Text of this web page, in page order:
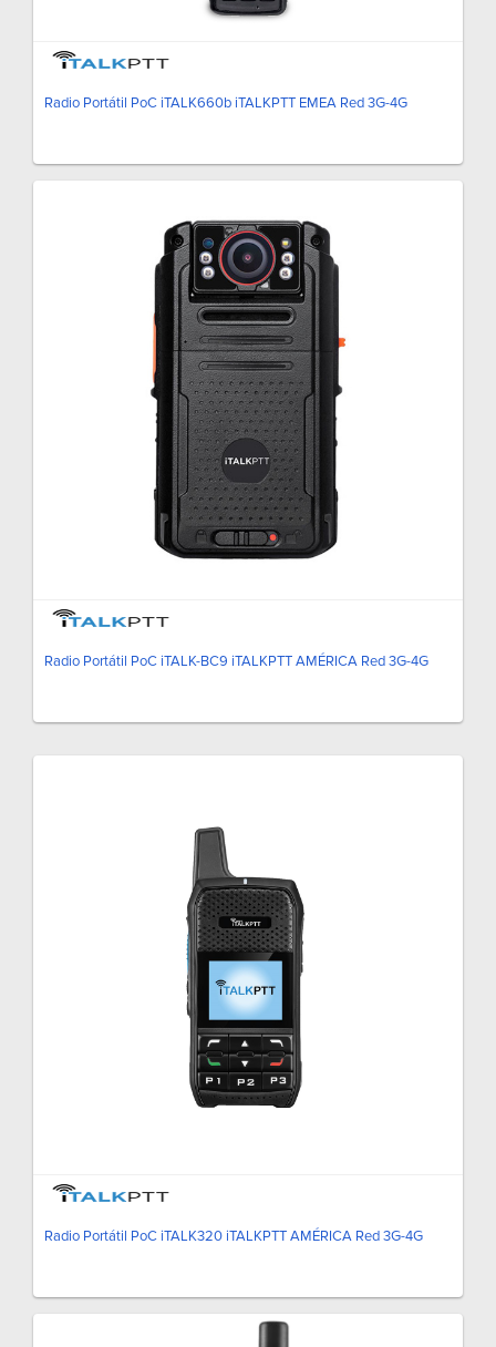
Radio Portátil PoC iTALK660b iTALKPTT EMEA Red 3G-4G
Radio Portátil PoC iTALK-BC9 iTALKPTT AMÉRICA Red 3G-4G
Radio Portátil PoC iTALK320 iTALKPTT AMÉRICA Red 3G-4G